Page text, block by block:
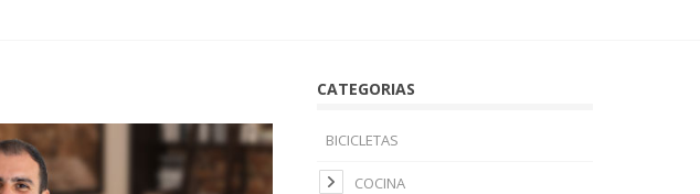
CATEGORIAS
BICICLETAS
COCINA